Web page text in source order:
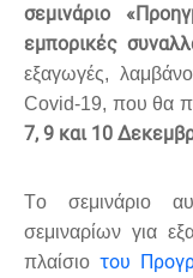
σεμινάριο
εμπορικές
εξαγωγές,
Covid-19, που θα
7, 9 και 10
Τo σεμινάριο
σεμιναρίων για
πλαίσιο του